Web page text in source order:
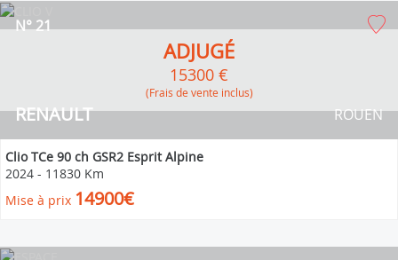
RENAULT
N° 21
ROUEN
ADJUGÉ
15300 €
(Frais de vente inclus)
Clio TCe 90 ch GSR2 Esprit Alpine
2024 - 11830 Km
Mise à prix 14900€